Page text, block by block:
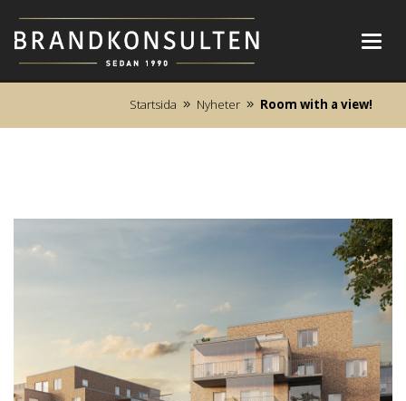
Startsida Nyheter Room with a view!